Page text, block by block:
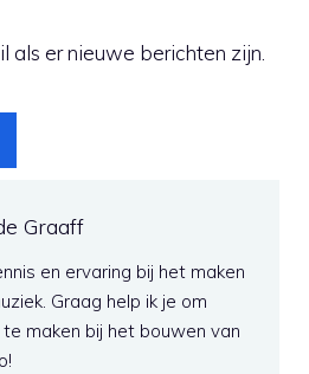
als er nieuwe berichten zijn.
Graaff
en ervaring bij het maken
Graag help ik je om
maken bij het bouwen van